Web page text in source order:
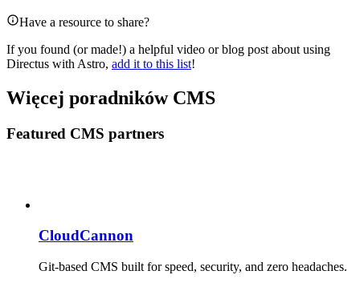
Have a resource to share?
If you found (or made!) a helpful video or blog post about using
Directus with Astro, add it to this list!
Więcej poradników CMS
Featured CMS partners
CloudCannon
Git-based CMS built for speed, security, and zero headaches.